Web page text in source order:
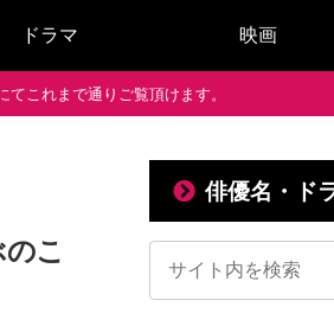
ドラマ 映画
これまで通りご覧頂けます。
こ
俳優名・ド